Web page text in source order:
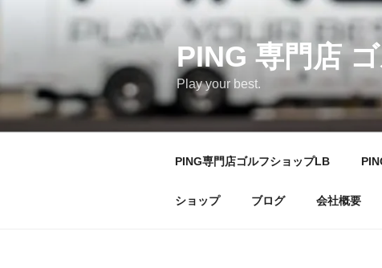
ツ
ス
PING 専門店
Play your best.
PING専門店ゴルフショップLB
ショップ ブログ 会社概要